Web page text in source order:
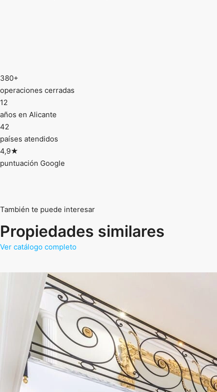
380+
operaciones cerradas
12
años en Alicante
42
países atendidos
4,9★
puntuación Google
También te puede interesar
Propiedades similares
Ver catálogo completo